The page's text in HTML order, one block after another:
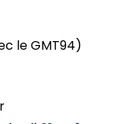
le GMT94)